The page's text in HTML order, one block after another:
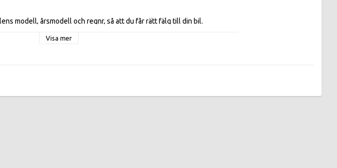
modell, årsmodell och regnr, så att du får rätt fälg till din bil.
Visa mer